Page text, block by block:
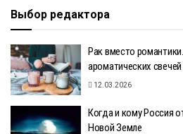
Выбор редактора
Рак вместо
ароматических свечей
12.03.2026
Когда и кому Россия
Новой Земле